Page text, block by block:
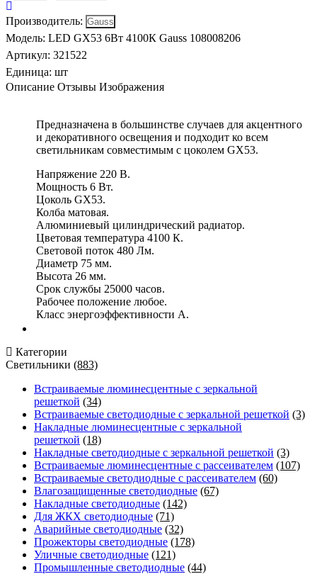
Производитель:
Модель: LED GX53 6Вт 4100К Gauss 108008206
Артикул: 321522
Единица: шт
Описание Отзывы Изображения
Предназначена в большинстве случаев для акцентного
и декоративного освещения и подходит ко всем
светильникам совместимым с цоколем GX53.
Напряжение 220 В.
Мощность 6 Вт.
Цоколь GX53.
Колба матовая.
Алюминиевый цилиндрический радиатор.
Цветовая температура 4100 К.
Световой поток 480 Лм.
Диаметр 75 мм.
Высота 26 мм.
Срок службы 25000 часов.
Рабочее положение любое.
Класс энергоэффективности А.
Категории
Светильники (883)
Встраиваемые люминесцентные с зеркальной
решеткой (34)
Встраиваемые светодиодные с зеркальной решеткой (3)
Накладные люминесцентные с зеркальной
решеткой (18)
Накладные светодиодные с зеркальной решеткой (3)
Встраиваемые люминесцентные с рассеивателем (107)
Встраиваемые светодиодные с рассеивателем (60)
Влагозащищенные светодиодные (67)
Накладные светодиодные (142)
Для ЖКХ светодиодные (71)
Аварийные светодиодные (32)
Прожекторы светодиодные (178)
Уличные светодиодные (121)
Промышленные светодиодные (44)